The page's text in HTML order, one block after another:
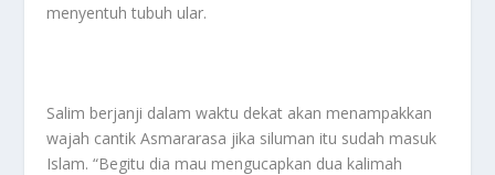
menyentuh tubuh ular.
Salim berjanji dalam waktu dekat akan menampakkan
wajah cantik Asmararasa jika siluman itu sudah masuk
Islam. “Begitu dia mau mengucapkan dua kalimah